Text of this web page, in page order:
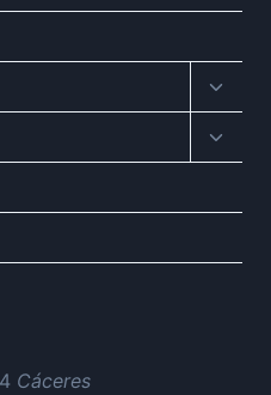
menú
hijo
menú
Cáceres